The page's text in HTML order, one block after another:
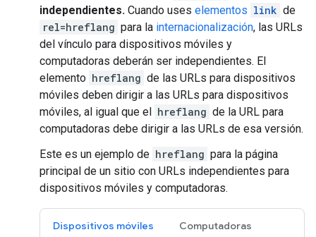
independientes. Cuando uses elementos link de
rel=hreflang para la internacionalización, las URLs
del vínculo para dispositivos móviles y
computadoras deberán ser independientes. El
elemento hreflang de las URLs para dispositivos
móviles deben dirigir a las URLs para dispositivos
móviles, al igual que el hreflang de la URL para
computadoras debe dirigir a las URLs de esa versión.
Este es un ejemplo de hreflang para la página
principal de un sitio con URLs independientes para
dispositivos móviles y computadoras.
Dispositivos móviles Computadoras